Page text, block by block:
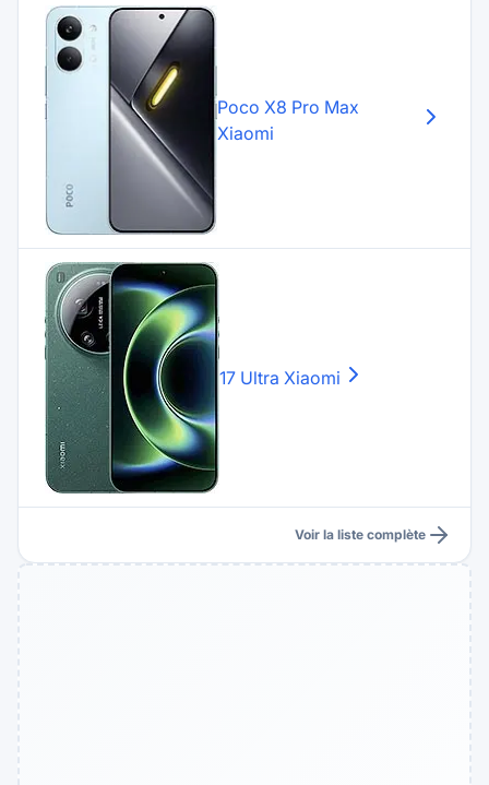
Poco X8 Pro Max
Xiaomi
17 Ultra Xiaomi
Voir la liste complète